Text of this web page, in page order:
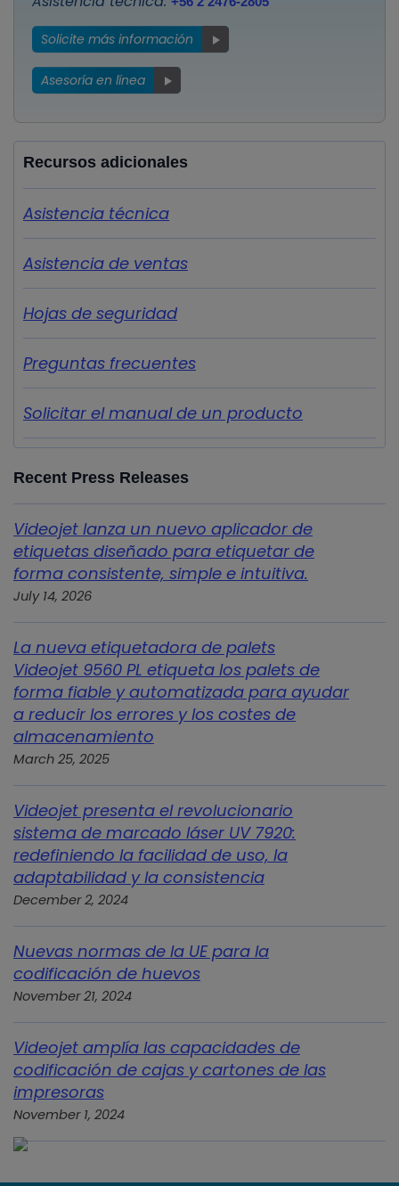
Solicite más información
Asesoría en línea
Recursos adicionales
Asistencia técnica
Asistencia de ventas
Hojas de seguridad
Preguntas frecuentes
Solicitar el manual de un producto
Recent Press Releases
Videojet lanza un nuevo aplicador de
etiquetas diseñado para etiquetar de
forma consistente, simple e intuitiva.
July 14, 2026
La nueva etiquetadora de palets
Videojet 9560 PL etiqueta los palets de
forma fiable y automatizada para ayudar
a reducir los errores y los costes de
almacenamiento
March 25, 2025
Videojet presenta el revolucionario
sistema de marcado láser UV 7920:
redefiniendo la facilidad de uso, la
adaptabilidad y la consistencia
December 2, 2024
Nuevas normas de la UE para la
codificación de huevos
November 21, 2024
Videojet amplía las capacidades de
codificación de cajas y cartones de las
impresoras
November 1, 2024